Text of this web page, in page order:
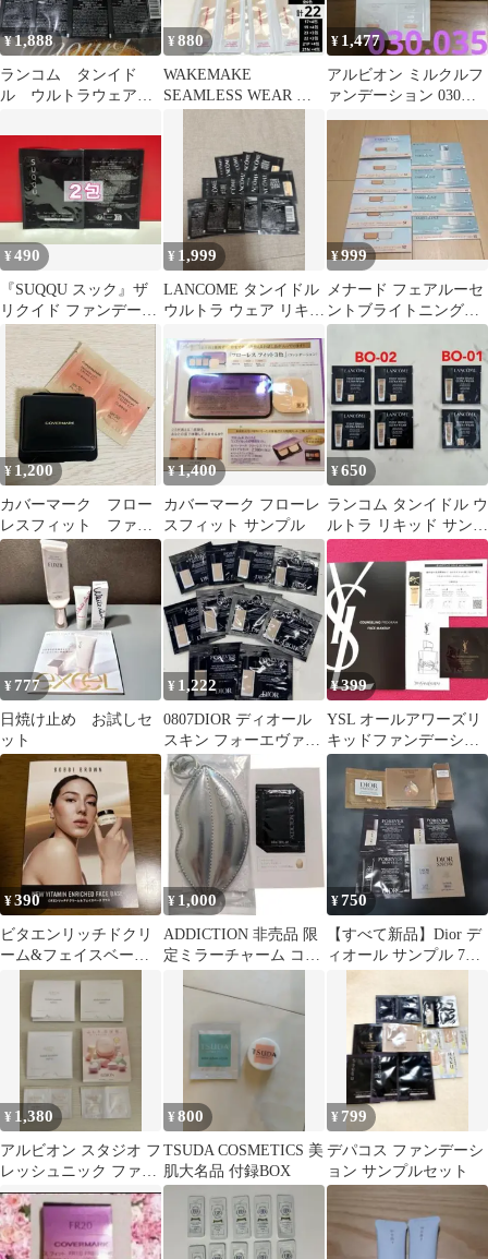
¥1,888
ランコム タンイド
ル ウルトラウェア
× 8個☆
¥880
WAKEMAKE
SEAMLESS WEAR フ
¥ 1,477
アルビオン ミルクルフ
ァンデーション 030サ
ル1個
¥490
『SUQQU スック』ザ
リクイド ファンデーシ
ョン e 110 SPF20
¥ 1,999
LANCOME タンイドル
ウルトラ ウェア リキッ
¥999
メナード フェアルーセ
ントブライトニングフ
ァンデーション 52 サン
プル 美白
¥ 1,200
カバーマーク フロー
レスフィット ファン
デーション スキンブラ
イトクリームCC
¥1,400
カバーマーク フローレ
スフィット サンプル
¥650
ランコム タンイドル ウ
ルトラ リキッド サンプ
ル6袋
¥ 777
日焼け止め お試しセ
ット
¥ 1,222
0807DIOR ディオール
スキン フォーエヴァー
フルイド グロウ 0N
¥399
YSL オールアワーズリ
キッドファンデーショ
ンサンプル•取説•ムエ
ット•パンフ❤️
¥390
ビタエンリッチドクリ
ーム&フェイスベース
プラス サンプル
¥ 1,000
ADDICTION 非売品 限
定ミラーチャーム コン
¥750
【すべて新品】Dior デ
ィオール サンプル 7点
¥ 1,380
アルビオン スタジオ フ
レッシュニック ファン
デーションと下地 8点
¥800
TSUDA COSMETICS 美
肌大名品 付録BOX
¥ 799
デパコス ファンデーシ
ョン サンプルセット